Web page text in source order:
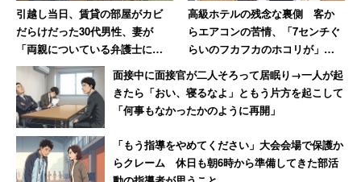
引越し当日、賃貸の部屋がカビ
だらけだった30代男性、妻が
「両親についている弁護士に相
談しますね」と反撃した結果
高級ホテルの残念な裏側 客か
らエアコンの苦情、「7センチぐ
らいのフカフカのホコリが」業
面接中に面接官が二人そろって居眠り→一人が起
きたら「おい、寝るなよ」ともう片方を起こして
「何事もなかったかのように再開」
「もう指導をやめてください」大会会場で保護か
らクレーム 休日も朝6時から準備してきた部活